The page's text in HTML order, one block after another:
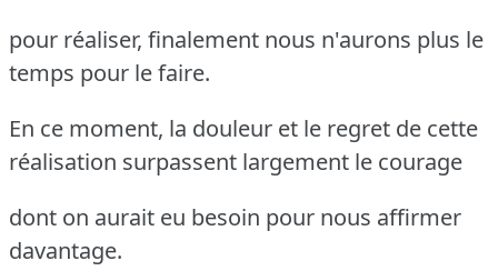
pour réaliser, finalement nous n'aurons plus le
temps pour le faire.
En ce moment, la douleur et le regret de cette
réalisation surpassent largement le courage
dont on aurait eu besoin pour nous affirmer
davantage.